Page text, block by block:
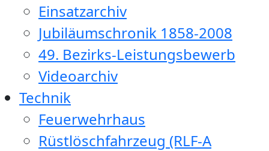
Einsatzarchiv
Jubiläumschronik 1858-2008
49. Bezirks-Leistungsbewerb
Videoarchiv
Technik
Feuerwehrhaus
Rüstlöschfahrzeug (RLF-A